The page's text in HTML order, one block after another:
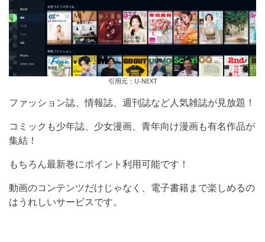
引用元：U-NEXT
ファッション誌、情報誌、週刊誌など人気雑誌が見放題！
コミックも少年誌、少女漫画、青年向け漫画も有名作品が
集結！
もちろん最新巻にポイント利用可能です！
動画のコンテンツだけじゃなく、電子書籍まで楽しめるの
はうれしいサービスです。